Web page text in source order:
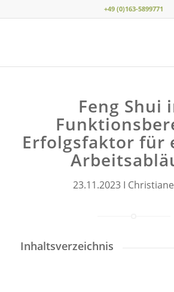
+49 (0)163-5899771
Feng Shui
Erfolgsfaktor für
23.11.2023 I
Inhaltsverzeichnis